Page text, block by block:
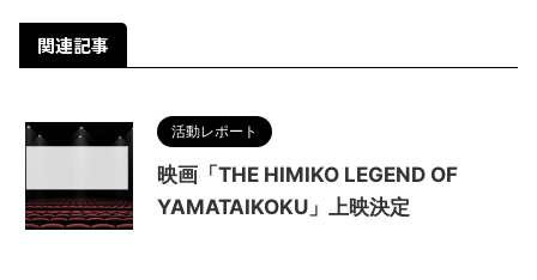
関連記事
活動レポート
映画「THE HIMIKO LEGEND OF
YAMATAIKOKU」上映決定